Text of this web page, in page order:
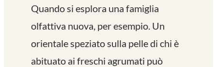
Quando si esplora una famiglia
olfattiva nuova, per esempio. Un
orientale speziato sulla pelle di chi è
abituato ai freschi agrumati può